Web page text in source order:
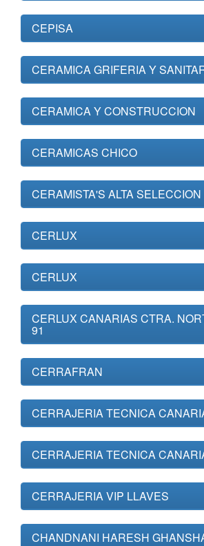
CEPISA
CERAMICA GRIFERIA Y
CERAMICA Y CONSTRUCCION
CERAMICAS CHICO
CERAMISTA'S ALTA SELECCION
CERLUX
CERLUX
CERLUX CANARIAS CTRA.
91
CERRAFRAN
CERRAJERIA TECNICA
CERRAJERIA TECNICA
CERRAJERIA VIP LLAVES
CHANDNANI HARESH